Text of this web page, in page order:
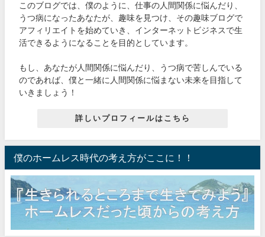
このブログでは、僕のように、仕事の人間関係に悩んだり、
うつ病になったあなたが、趣味を見つけ、その趣味ブログで
アフィリエイトを始めていき、インターネットビジネスで生
活できるようになることを目的としています。
もし、あなたが人間関係に悩んだり、うつ病で苦しんでいる
のであれば、僕と一緒に人間関係に悩まない未来を目指して
いきましょう！
詳しいプロフィールはこちら
僕のホームレス時代の考え方がここに！！